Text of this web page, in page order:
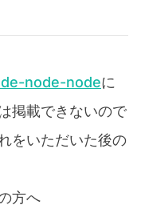
node-nodeに
掲載できないので
をいただいた後の
方へ